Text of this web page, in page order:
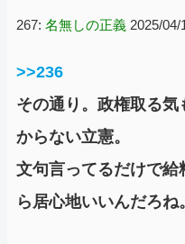
267: 名無しの正義 2025/
>>236
その通り。政権取る
からない立憲。
文句言ってるだけで
ら居心地いいんだろね。